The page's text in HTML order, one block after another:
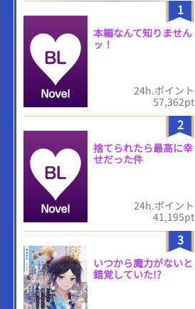
1
本編なんて知りません
ッ！
24h.ポイント
57,362pt
2
捨てられたら最高に幸
せだった件
24h.ポイント
41,195pt
3
いつから魔力がないと
錯覚していた!?